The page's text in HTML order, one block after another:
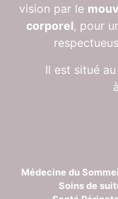
vision par le
corporel, pour
Il est situé
à
Médecine du
Soins de